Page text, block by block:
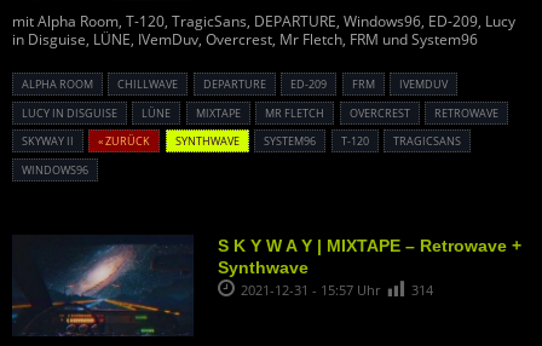
mit Alpha Room, T-120, TragicSans, DEPARTURE, Windows96, ED-209, Lucy
in Disguise, LÜNE, IVemDuv, Overcrest, Mr Fletch, FRM und System96
ALPHA ROOM CHILLWAVE DEPARTURE ED-209 FRM
IVEMDUV
LUCY IN DISGUISE
LÜNE MIXTAPE MR FLETCH OVERCREST
RETROWAVE
SKYWAY II
« ZURÜCK SYNTHWAVE SYSTEM96 T-120
TRAGICSANS
WINDOWS96
S K Y W A Y | MIXTAPE – Retrowave +
Synthwave
2021-12-31 - 15:57 Uhr 314